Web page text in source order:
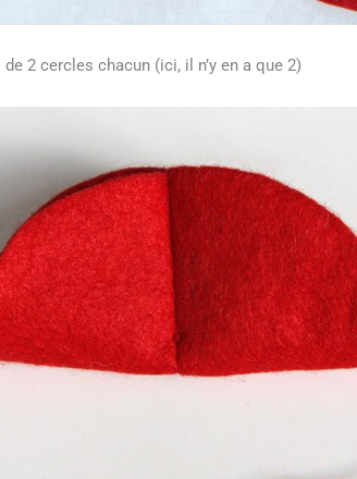
2 cercles chacun (ici, il n’y en a que 2)